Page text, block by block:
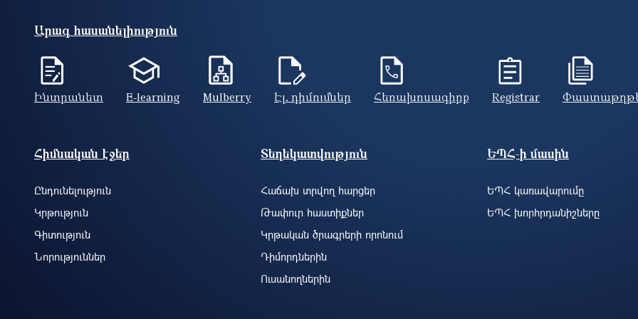
Արագ հասանելիություն
Ինտրանետ E-learning Mulberry Էլ. դիմումներ Հեռախոսագիրք Registrar
Footer site information
Հիմնական էջեր
Ընդունելություն
Կրթություն
Գիտություն
Նորություններ
Տեղեկատվություն
Հաճախ տրվող հարցեր
Թափուր հաստիքներ
Կրթական ծրագրերի որոնում
Դիմորդներին
Ուսանողներին
ԵՊՀ-ի մասին
ԵՊՀ կառավարումը
ԵՊՀ խորհրդանիշները